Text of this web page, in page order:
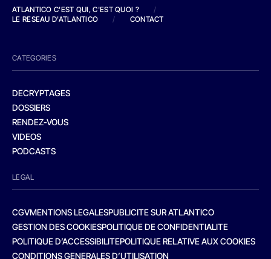
ATLANTICO C'EST QUI, C'EST QUOI ?
/
LE RESEAU D'ATLANTICO
/ CONTACT
CATEGORIES
DECRYPTAGES
DOSSIERS
RENDEZ-VOUS
VIDEOS
PODCASTS
LEGAL
CGVMENTIONS LEGALESPUBLICITE SUR ATLANTICO
GESTION DES COOKIESPOLITIQUE DE CONFIDENTIALITE
POLITIQUE D’ACCESSIBILITEPOLITIQUE RELATIVE AUX COOKIES
CONDITIONS GENERALES D’UTILISATION